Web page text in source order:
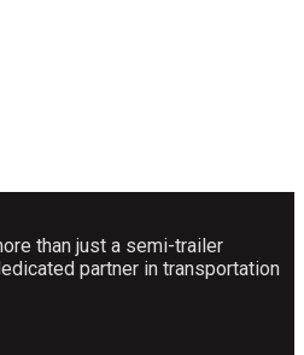
than just a semi-trailer
partner in transportation